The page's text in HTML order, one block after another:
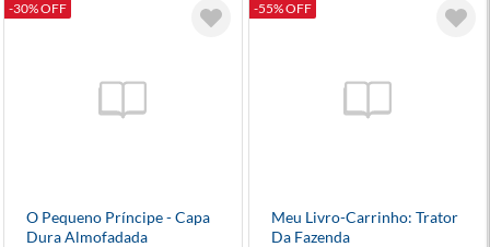
-30% OFF
O Pequeno Príncipe - Capa
Dura Almofadada
-55% OFF
Meu Livro-Carrinho: Trator
Da Fazenda